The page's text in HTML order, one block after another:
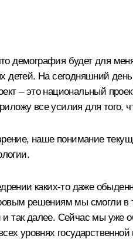
демография будет для
На сегодняшний
– это национальный
все усилия для того,
наше понимание
каких‑то даже
решениям мы смогли в
так далее. Сейчас мы уже
уровнях